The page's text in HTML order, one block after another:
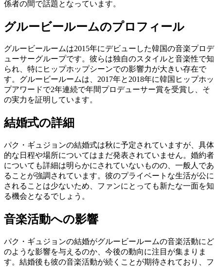
係者の間で話題となっています。
グルービールームのプロフィール
グルービールームは2015年にデビューした韓国の音楽プロデ
ューサーグループです。彼らは独自のスタイルと音楽性で知
られ、特にヒップホップシーンでの影響力が大きい存在で
す。グルービールームは、2017年と2018年に韓国ヒップホッ
プアワードで2年連続で年間プロデューサー賞を受賞し、そ
の実力を証明しています。
結婚式の詳細
パク・ギュジョンの結婚式は秋に予定されていますが、具体
的な日程や場所についてはまだ発表されていません。婚約者
についても詳細は明らかにされていないものの、一般人であ
ることが強調されています。彼のプライベートな生活が公に
されることは少ないため、ファンにとっても新たな一面を知
る機会となるでしょう。
音楽活動への影響
パク・ギュジョンの結婚がグルービールームの音楽活動にど
のような影響を与えるのか、今後の動向に注目が集まりま
す。結婚後も彼の音楽活動が続くことが期待されており、フ